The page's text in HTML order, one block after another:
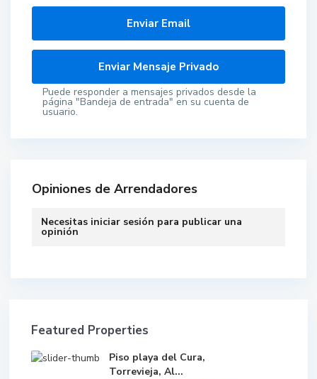
Puede responder a mensajes privados desde la
página "Bandeja de entrada" en su cuenta de
usuario.
Opiniones de Arrendadores
Necesitas iniciar sesión para publicar una
opinión
Featured Properties
Piso playa del Cura,
Torrevieja, Al...